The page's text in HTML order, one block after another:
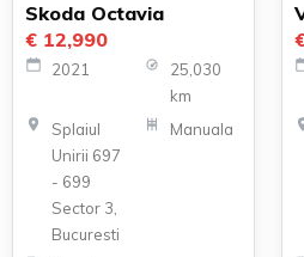
Skoda Octavia
€ 12,990
2021
25,030
km
Splaiul
Unirii 697
- 699
Sector 3,
Bucuresti
Manuala